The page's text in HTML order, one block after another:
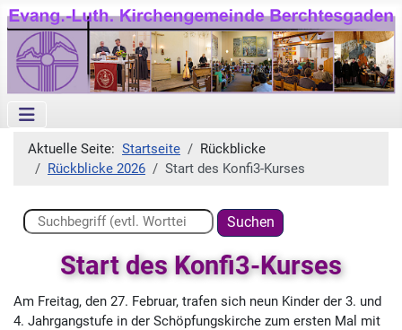
Aktuelle Seite: Startseite
Rückblicke
Rückblicke 2026
Start des Konfi3-Kurses
Suchen ...
Suchen
Start des Konfi3-Kurses
Am Freitag, den 27. Februar, trafen sich neun Kinder der 3. und
4. Jahrgangstufe in der Schöpfungskirche zum ersten Mal mit